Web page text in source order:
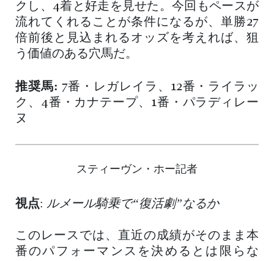
クし、4着と好走を見せた。今回もペースが
流れてくれることが条件になるが、単勝27
倍前後と見込まれるオッズを考えれば、狙
う価値のある穴馬だ。
推奨馬: 7番・レガレイラ、12番・ライラッ
ク、4番・カナテープ、1番・パラディレー
ヌ
スティーヴン・ホー記者
視点: ルメール騎乗で“復活劇”なるか
このレースでは、直近の成績がそのまま本
番のパフォーマンスを決めるとは限らな